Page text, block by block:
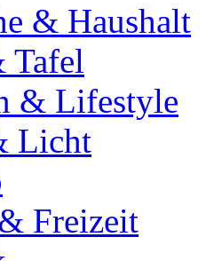
& Haushalt
Tafel
& Lifestyle
Licht
Freizeit